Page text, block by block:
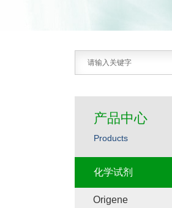
产品中心
Products
化学试剂
Origene